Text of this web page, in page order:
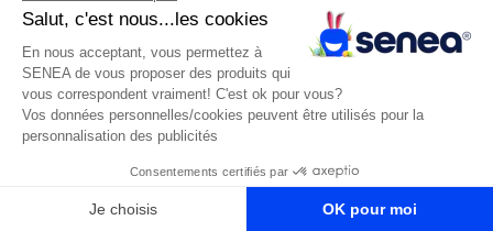
CONTACTEZ-NOUS
SENEA © 2026 - Tous droits réservés - Création de site e-commerce BWA -